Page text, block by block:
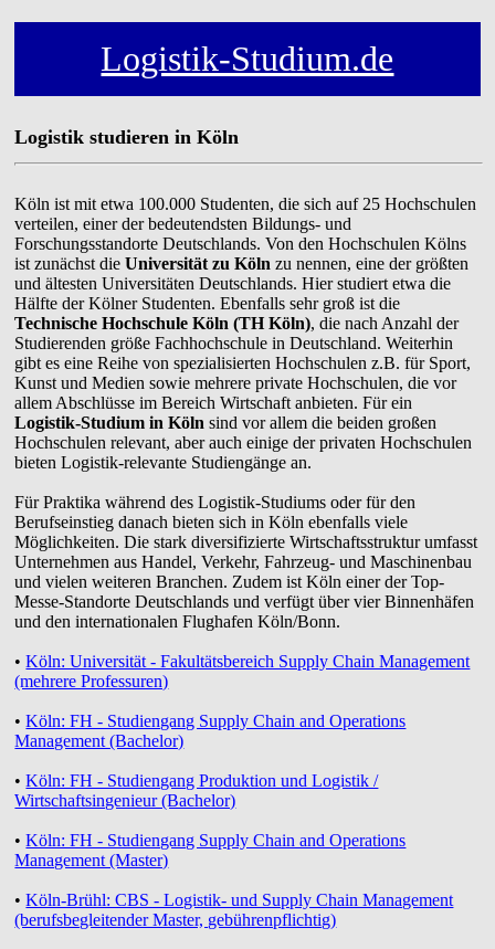
Logistik-Studium.de
Logistik studieren in Köln
Köln ist mit etwa 100.000 Studenten, die sich auf 25 Hochschulen
verteilen, einer der bedeutendsten Bildungs- und
Forschungsstandorte Deutschlands. Von den Hochschulen Kölns
ist zunächst dieUniversität zu Köln zu nennen, eine der größten
und ältesten Universitäten Deutschlands. Hier studiert etwa die
Hälfte der Kölner Studenten. Ebenfalls sehr groß ist die
Technische Hochschule Köln (TH Köln), die nach Anzahl der
Studierenden größe Fachhochschule in Deutschland. Weiterhin
gibt es eine Reihe von spezialisierten Hochschulen z.B. für Sport,
Kunst und Medien sowie mehrere private Hochschulen, die vor
allem Abschlüsse im Bereich Wirtschaft anbieten. Für ein
Logistik-Studium in Köln sind vor allem die beiden großen
Hochschulen relevant, aber auch einige der privaten Hochschulen
bieten Logistik-relevante Studiengänge an.
Für Praktika während des Logistik-Studiums oder für den
Berufseinstieg danach bieten sich in Köln ebenfalls viele
Möglichkeiten. Die stark diversifizierte Wirtschaftsstruktur umfasst
Unternehmen aus Handel, Verkehr, Fahrzeug- und Maschinenbau
und vielen weiteren Branchen. Zudem ist Köln einer der Top-
Messe-Standorte Deutschlands und verfügt über vier Binnenhäfen
und den internationalen Flughafen Köln/Bonn.
•Köln: Universität - Fakultätsbereich Supply Chain Management
(mehrere Professuren)
•Köln: FH - Studiengang Supply Chain and Operations
Management (Bachelor)
•Köln: FH - Studiengang Produktion und Logistik /
Wirtschaftsingenieur (Bachelor)
•Köln: FH - Studiengang Supply Chain and Operations
Management (Master)
•Köln-Brühl: CBS - Logistik- und Supply Chain Management
(berufsbegleitender Master, gebührenpflichtig)